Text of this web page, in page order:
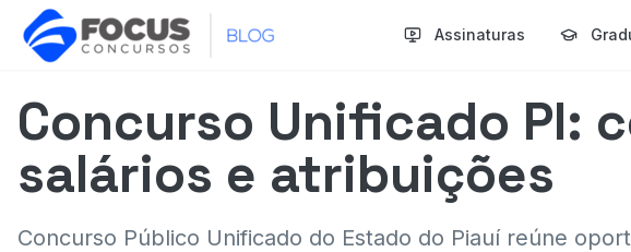
Assinaturas
Concurso Unificado PI:
salários e atribuições
Concurso Público Unificado do Estado do Piauí reúne